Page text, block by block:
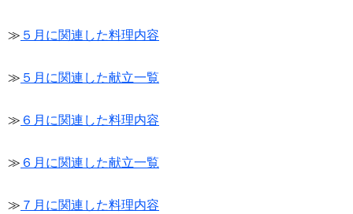
≫ ５月に関連した料理内容
≫ ５月に関連した献立一覧
≫ ６月に関連した料理内容
≫ ６月に関連した献立一覧
≫ ７月に関連した料理内容